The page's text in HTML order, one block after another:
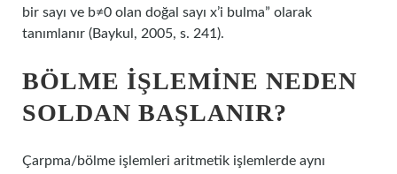
bir sayı ve b≠0 olan doğal sayı x’i bulma” olarak
tanımlanır (Baykul, 2005, s. 241).
BÖLME IŞLEMINE NEDEN
SOLDAN BAŞLANIR?
Çarpma/bölme işlemleri aritmetik işlemlerde aynı